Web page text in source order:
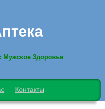
Мужское Здоровье
Контакты